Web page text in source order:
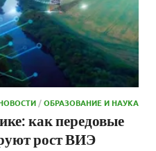
/ОБРАЗОВАНИЕ И НАУКА
как передовые
рост ВИЭ